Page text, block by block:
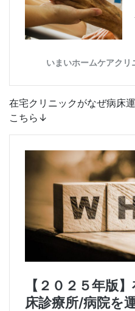
在宅クリニックがなぜ病床
こちら↓